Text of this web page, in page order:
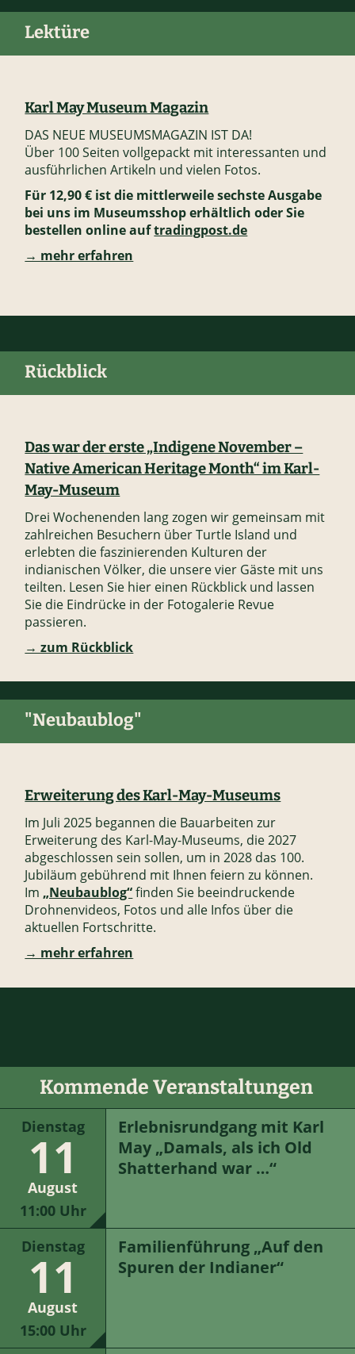
Lektüre
Karl May Museum Magazin
DAS NEUE MUSEUMSMAGAZIN IST DA!
Über 100 Seiten vollgepackt mit interessanten und
ausführlichen Artikeln und vielen Fotos.
Für 12,90 € ist die mittlerweile sechste Ausgabe
bei uns im Museumsshop erhältlich oder Sie
bestellen online auftradingpost.de
→ mehr erfahren
Rückblick
Das war der erste „Indigene November –
Native American Heritage Month“ im Karl-
May-Museum
Drei Wochenenden lang zogen wir gemeinsam mit
zahlreichen Besuchern über Turtle Island und
erlebten die faszinierenden Kulturen der
indianischen Völker, die unsere vier Gäste mit uns
teilten. Lesen Sie hier einen Rückblick und lassen
Sie die Eindrücke in der Fotogalerie Revue
passieren.
→ zum Rückblick
"Neubaublog"
Erweiterung des Karl-May-Museums
Im Juli 2025 begannen die Bauarbeiten zur
Erweiterung des Karl-May-Museums, die 2027
abgeschlossen sein sollen, um in 2028 das 100.
Jubiläum gebührend mit Ihnen feiern zu können.
Im „Neubaublog“finden Sie beeindruckende
Drohnenvideos, Fotos und alle Infos über die
aktuellen Fortschritte.
→ mehr erfahren
Kommende Veranstaltungen
Dienstag
11
August
11:00 Uhr
Erlebnisrundgang mit Karl
May „Damals, als ich Old
Shatterhand war …“
Dienstag
11
August
15:00 Uhr
Familienführung „Auf den
Spuren der Indianer“